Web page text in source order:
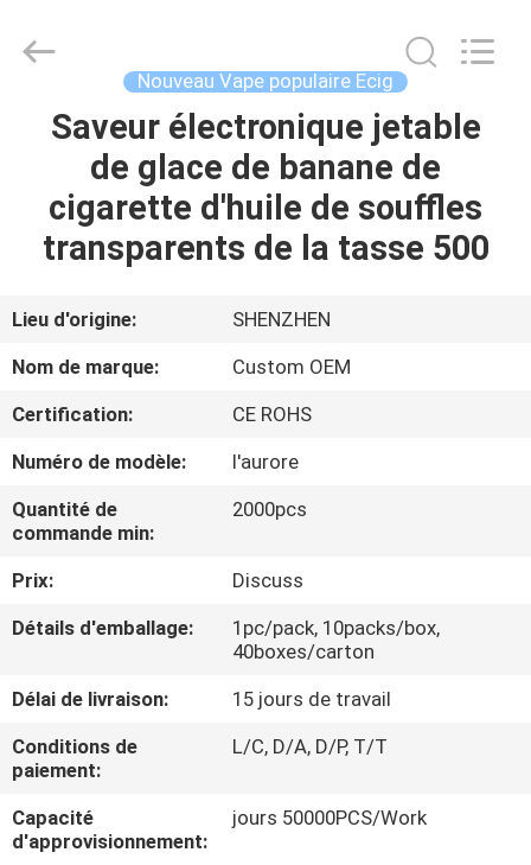
MAISON
PRODUITS
AU
DE
NOUS
VISITE
D'USINE
DE
QUALITÉ
DEMANDEZ
Fournisseur.
Copyright
Shenzhen
Reserved.
Developed
Nouveau Vape populaire Ecig
Saveur électronique jetable
de glace de banane de
cigarette d'huile de souffles
transparents de la tasse 500
Lieu d'origine:
SHENZHEN
Nom de marque:
Custom OEM
Certification:
CE ROHS
Numéro de modèle:
l'aurore
Quantité de
commande min:
2000pcs
Prix:
Discuss
Détails d'emballage:
1pc/pack, 10packs/box,
40boxes/carton
Délai de livraison:
15 jours de travail
Conditions de
paiement:
L/C, D/A, D/P, T/T
Capacité
d'approvisionnement:
jours 50000PCS/Work